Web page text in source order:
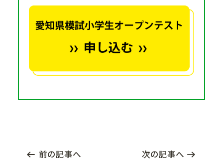
前の記事へ 次の記事へ